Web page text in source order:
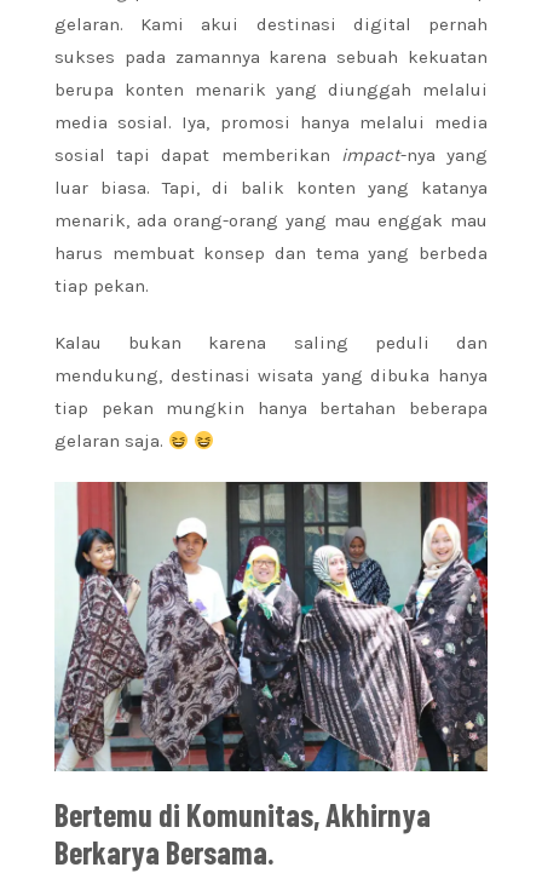
gelaran. Kami akui destinasi digital pernah
sukses pada zamannya karena sebuah kekuatan
berupa konten menarik yang diunggah melalui
media sosial. Iya, promosi hanya melalui media
sosial tapi dapat memberikan impact-nya yang
luar biasa. Tapi, di balik konten yang katanya
menarik, ada orang-orang yang mau enggak mau
harus membuat konsep dan tema yang berbeda
tiap pekan.
Kalau bukan karena saling peduli dan
mendukung, destinasi wisata yang dibuka hanya
tiap pekan mungkin hanya bertahan beberapa
gelaran saja.
Bertemu di Komunitas, Akhirnya
Berkarya Bersama.